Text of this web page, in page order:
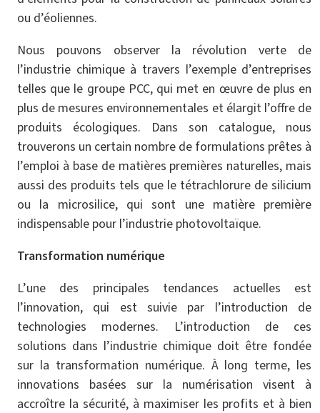
ou d’éoliennes.
Nous pouvons observer la révolution verte de
l’industrie chimique à travers l’exemple d’entreprises
telles que le groupe PCC, qui met en œuvre de plus en
plus de mesures environnementales et élargit l’offre de
produits écologiques. Dans son catalogue, nous
trouverons un certain nombre de formulations prêtes à
l’emploi à base de matières premières naturelles, mais
aussi des produits tels que le tétrachlorure de silicium
ou la microsilice, qui sont une matière première
indispensable pour l’industrie photovoltaïque.
Transformation numérique
L’une des principales tendances actuelles est
l’innovation, qui est suivie par l’introduction de
technologies modernes. L’introduction de ces
solutions dans l’industrie chimique doit être fondée
sur la transformation numérique. À long terme, les
innovations basées sur la numérisation visent à
accroître la sécurité, à maximiser les profits et à bien